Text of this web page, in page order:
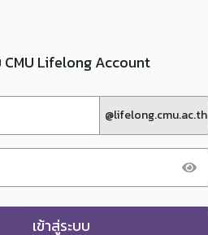
CMU Lifelong Account
@lifelong.cmu.ac.th
เข้าสู่ระบบ